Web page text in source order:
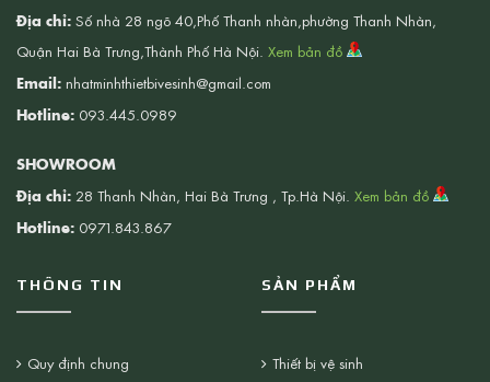
Địa chỉ: Số nhà 28 ngõ 40,Phố Thanh nhàn,phường Thanh Nhàn,
Quận Hai Bà Trưng,Thành Phố Hà Nội. Xem bản đồ
Email: nhatminhthietbivesinh@gmail.com
Hotline: 093.445.0989
SHOWROOM
Địa chỉ: 28 Thanh Nhàn, Hai Bà Trưng , Tp.Hà Nội. Xem bản đồ
Hotline: 0971.843.867
THÔNG TIN
Quy định chung
SẢN PHẨM
Thiết bị vệ sinh